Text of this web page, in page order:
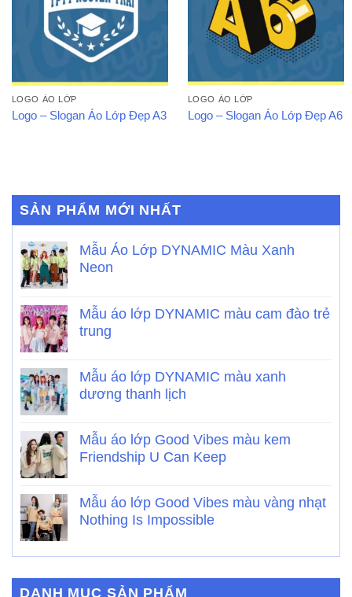
LOGO ÁO LỚP
Logo – Slogan Áo Lớp Đẹp A3
LOGO ÁO LỚP
Logo – Slogan Áo Lớp Đẹp A6
SẢN PHẨM MỚI NHẤT
Mẫu Áo Lớp DYNAMIC Màu Xanh
Neon
Mẫu áo lớp DYNAMIC màu cam đào trẻ
trung
Mẫu áo lớp DYNAMIC màu xanh
dương thanh lịch
Mẫu áo lớp Good Vibes màu kem
Friendship U Can Keep
Mẫu áo lớp Good Vibes màu vàng nhạt
Nothing Is Impossible
DANH MỤC SẢN PHẨM